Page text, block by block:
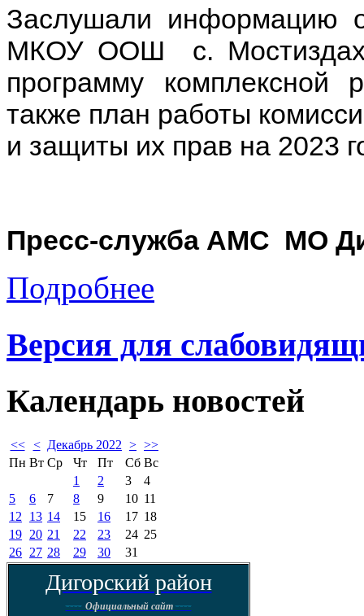
Заслушали информацию
МКОУ ООШ с. Мостиздах
программу
также план работы
и защиты их прав на 2023
Пресс-служба АМС МО
Подробнее
Версия для
Календарь новостей
<< < Декабрь 2022 > >>
Пн Вт Ср Чт Пт Сб Вс
1
2 3
4
5
6 7 8 9 10 11
12
13 14 15 16 17 18
19 20 21 22 23 24 25
26 27 28 29 30 31
Дигорский район
---- Официальный сайт----